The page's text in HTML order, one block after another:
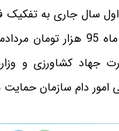
جهاد کشاورزی
دام سازمان